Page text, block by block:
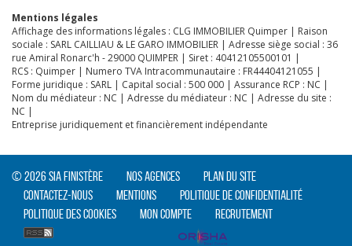
Mentions légales
Affichage des informations légales : CLG IMMOBILIER Quimper | Raison
sociale : SARL CAILLIAU & LE GARO IMMOBILIER | Adresse siège social : 36
rue Amiral Ronarc'h - 29000 QUIMPER | Siret : 40412105500101 |
RCS : Quimper | Numero TVA Intracommunautaire : FR44404121055 |
Forme juridique : SARL | Capital social : 500 000 | Assurance RCP : NC |
Nom du médiateur : NC | Adresse du médiateur : NC | Adresse du site :
NC |
Entreprise juridiquement et financièrement indépendante
© 2026 SIA Finistère Nos agences
Plan du site
Contactez-nous
Mentions
Politique de confidentialité
Politique des cookies
Mon compte Recrutement